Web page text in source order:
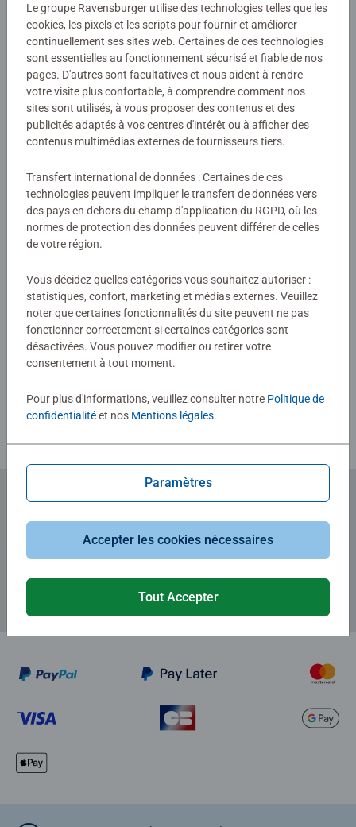
Les puzzles Ravensburger sont conçus pour être adaptés
à chaque âge, avec des pièces solides et des illustrations
colorées. Ils offrent un excellent moyen de stimuler la
confiance en soi des enfants. Depuis plus de 100 ans,
Ravensburger crée des puzzles de qualité, sûrs et
durables, pour accompagner le développement des petits.
Numéro d'article:
08015
EAN:
4005556080151
Avertissements et informations du fabricant
Produits similaires
Aucune évaluation n'a encore été
soumise
0/0
Rédiger une évaluation
Consignes d'évaluation
Abonnez-vous à notre newsletter
et recevez un bon d'achat de 5€.
Le groupe Ravensburger utilise des technologies telles que les
cookies, les pixels et les scripts pour fournir et améliorer
continuellement ses sites web. Certaines de ces technologies
sont essentielles au fonctionnement sécurisé et fiable de nos
pages. D'autres sont facultatives et nous aident à rendre
votre visite plus confortable, à comprendre comment nos
sites sont utilisés, à vous proposer des contenus et des
publicités adaptés à vos centres d'intérêt ou à afficher des
contenus multimédias externes de fournisseurs tiers.
Transfert international de données : Certaines de ces
technologies peuvent impliquer le transfert de données vers
des pays en dehors du champ d'application du RGPD, où les
normes de protection des données peuvent différer de celles
de votre région.
Vous décidez quelles catégories vous souhaitez autoriser :
statistiques, confort, marketing et médias externes. Veuillez
noter que certaines fonctionnalités du site peuvent ne pas
fonctionner correctement si certaines catégories sont
désactivées. Vous pouvez modifier ou retirer votre
consentement à tout moment.
Pour plus d'informations, veuillez consulter notre Politique de
confidentialitéet nos Mentions légales.
Paramètres
Accepter les cookies nécessaires
Tout Accepter